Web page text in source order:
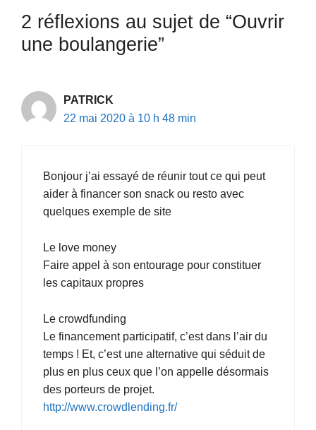
2 réflexions au sujet de “Ouvrir
une boulangerie”
PATRICK
22 mai 2020 à 10 h 48 min
Bonjour j’ai essayé de réunir tout ce qui peut
aider à financer son snack ou resto avec
quelques exemple de site
Le love money
Faire appel à son entourage pour constituer
les capitaux propres
Le crowdfunding
Le financement participatif, c’est dans l’air du
temps ! Et, c’est une alternative qui séduit de
plus en plus ceux que l’on appelle désormais
des porteurs de projet.
http://www.crowdlending.fr/